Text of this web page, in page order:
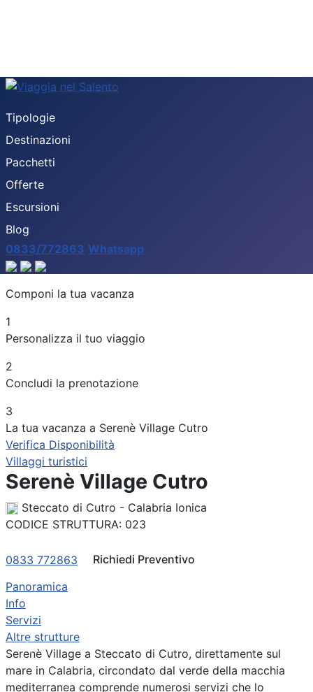
Tipologie
Destinazioni
Pacchetti
Offerte
Escursioni
Blog
0833/772863 Whatsapp
Tipologia
Periodo
Adulti
Bambini
Componi la tua vacanza
1
Personalizza il tuo viaggio
2
Concludi la prenotazione
3
La tua vacanza a Serenè Village Cutro
Verifica Disponibilità
Villaggi turistici
Serenè Village Cutro
Steccato di Cutro - Calabria Ionica
CODICE STRUTTURA: 023
0833 772863
Richiedi Preventivo
Panoramica
Info
Servizi
Altre strutture
Previous
Serenè Village a Steccato di Cutro, direttamente sul
mare in Calabria, circondato dal verde della macchia
mediterranea comprende numerosi servizi che lo